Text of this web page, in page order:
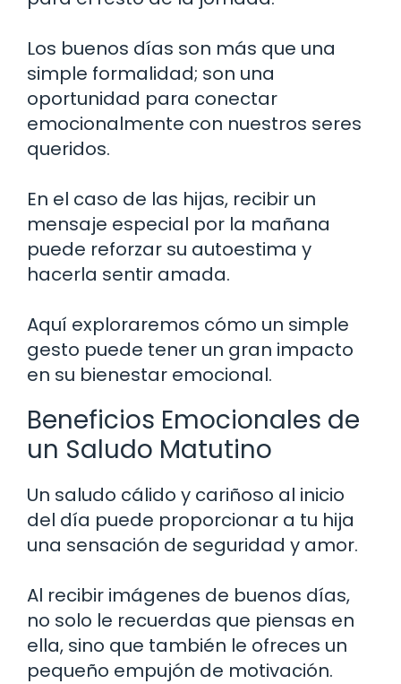
Los buenos días son más que una
simple formalidad; son una
oportunidad para conectar
emocionalmente con nuestros seres
queridos.
En el caso de las hijas, recibir un
mensaje especial por la mañana
puede reforzar su autoestima y
hacerla sentir amada.
Aquí exploraremos cómo un simple
gesto puede tener un gran impacto
en su bienestar emocional.
Beneficios Emocionales de
un Saludo Matutino
Un saludo cálido y cariñoso al inicio
del día puede proporcionar a tu hija
una sensación de seguridad y amor.
Al recibir imágenes de buenos días,
no solo le recuerdas que piensas en
ella, sino que también le ofreces un
pequeño empujón de motivación.